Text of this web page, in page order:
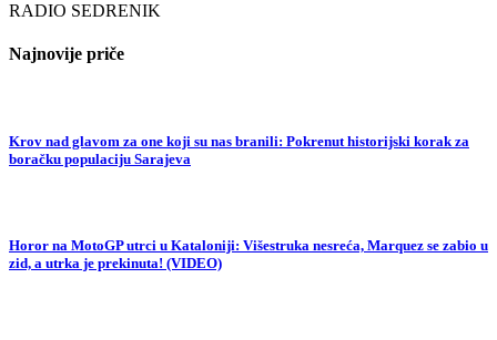
RADIO SEDRENIK
Najnovije priče
Krov nad glavom za one koji su nas branili: Pokrenut historijski korak za
boračku populaciju Sarajeva
Horor na MotoGP utrci u Kataloniji: Višestruka nesreća, Marquez se zabio u
zid, a utrka je prekinuta! (VIDEO)